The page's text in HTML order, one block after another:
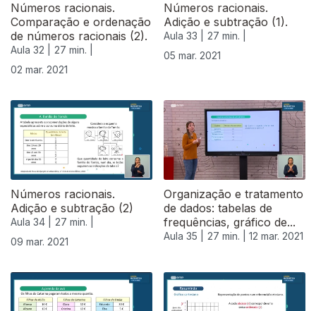
Números racionais.
Comparação e ordenação
de números racionais (2).
Aula 32 |
27 min. |
02 mar. 2021
Números racionais.
Adição e subtração (1).
Aula 33 |
27 min. |
05 mar. 2021
Números racionais.
Adição e subtração (2)
Aula 34 |
27 min. |
09 mar. 2021
Organização e tratamento
de dados: tabelas de
frequências, gráfico de...
Aula 35 | 27 min. | 12 mar. 2021
530113